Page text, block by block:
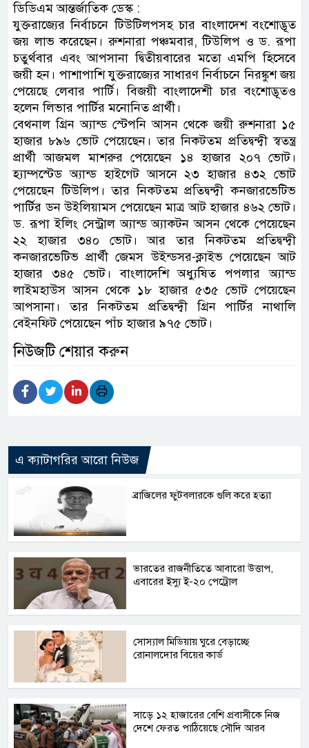
ডিডিএম আন্তর্জাতিক ডেস্ক :
যুক্তরাজ্যের নির্বাচনে টিউটিলপসহ চার বাংলাদেশ বংশোদ্ভূত
জয় লাভ করেছেন। রুশনারা পঞ্চমবার, টিউলিপ ও ড. রূপা
চতুর্থবার এবং আপসানা দ্বিতীয়বারের মতো এমপি হিসেবে
জয়ী হন। পাশাপাশি যুক্তরাজ্যের সাধারণ নির্বাচনে নিরঙ্কুশ জয়
পেয়েছে লেবার পার্টি। বিজয়ী বাংলাদেশী চার বংশোদ্ভূতও
হলেন লিভার পার্টির মনোনিত প্রার্থী।
বেথনাল গ্রিন অ্যান্ড স্টেপনি আসন থেকে জয়ী রুশনারা ১৫
হাজার ৮৯৬ ভোট পেয়েছেন। তার নিকটতম প্রতিদ্বন্দ্বী স্বতন্ত্র
প্রার্থী আজমল মাশরুর পেয়েছেন ১৪ হাজার ২০৭ ভোট।
হ্যাম্পস্টেড অ্যান্ড হাইগেট আসনে ২৩ হাজার ৪৩২ ভোট
পেয়েছেন টিউলিপ। তার নিকটতম প্রতিদ্বন্দ্বী কনজারভেটিভ
পার্টির ডন উইলিয়ামস পেয়েছেন মাত্র আট হাজার ৪৬২ ভোট।
ড. রূপা ইলিং সেন্ট্রাল অ্যান্ড অ্যাকটন আসন থেকে পেয়েছেন
২২ হাজার ৩৪০ ভোট। আর তার নিকটতম প্রতিদ্বন্দ্বী
কনজারভেটিভ প্রার্থী জেমস উইন্ডসর-ক্লাইভ পেয়েছেন আট
হাজার ৩৪৫ ভোট। বাংলাদেশি অধ্যুষিত পপলার অ্যান্ড
লাইমহাউস আসন থেকে ১৮ হাজার ৫৩৫ ভোট পেয়েছেন
আপসানা। তার নিকটতম প্রতিদ্বন্দ্বী গ্রিন পার্টির নাথালি
বেইনফিট পেয়েছেন পাঁচ হাজার ৯৭৫ ভোট।
নিউজটি শেয়ার করুন
এ ক্যাটাগরির আরো নিউজ
ব্রাজিলের ফুটবলারকে গুলি করে হত্যা
ভারতের রাজনীতিতে আবারো উত্তাপ,
এবারের ইস্যু ই-২০ পেট্রোল
সোস্যাল মিডিয়ায় ঘুরে বেড়াচ্ছে
রোনালদোর বিয়ের কার্ড
সাড়ে ১২ হাজারের বেশি প্রবাসীকে নিজ
দেশে ফেরত পাঠিয়েছে সৌদি আরব